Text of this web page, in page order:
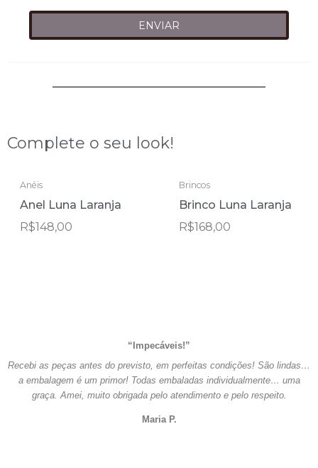
Complete o seu look!
ESGOTADO
Anéis
Anel Luna Laranja
R$148,00
Brincos
Brinco Luna Laranja
R$168,00
“Impecáveis!”
Recebi as peças antes do previsto, em perfeitas condições! São lindas…
a embalagem é um primor! Todas embaladas individualmente… uma
graça. Amei, muito obrigada pelo atendimento e pelo respeito.
Maria P.